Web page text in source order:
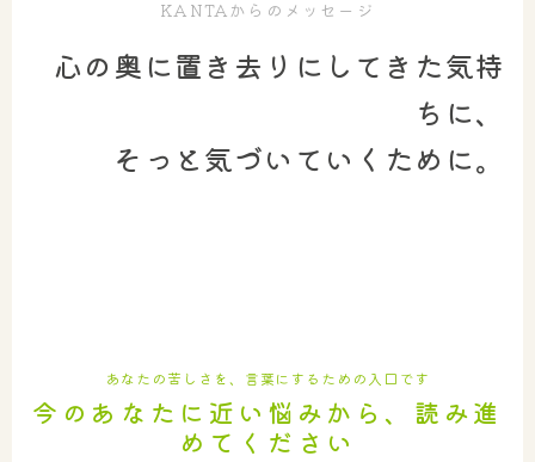
KANTAからのメッセージ
心の奥に置き去りにしてきた気持
ちに、
そっと気づいていくために。
あなたの苦しさを、言葉にするための入口です
今のあなたに近い悩みから、読み進
めてください